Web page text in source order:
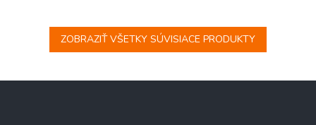
ZOBRAZIŤ VŠETKY SÚVISIACE PRODUKTY